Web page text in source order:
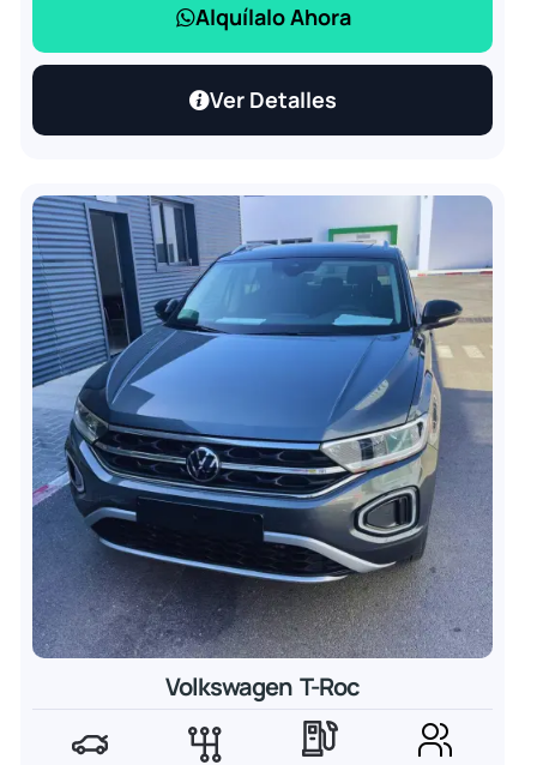
Alquílalo Ahora
Ver Detalles
Volkswagen T-Roc